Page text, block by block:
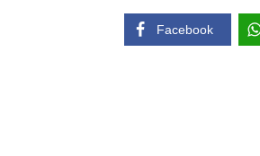
Facebook